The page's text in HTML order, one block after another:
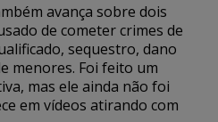
avança sobre dois
de cometer crimes de
sequestro, dano
menores. Foi feito um
mas ele ainda não foi
em vídeos atirando com